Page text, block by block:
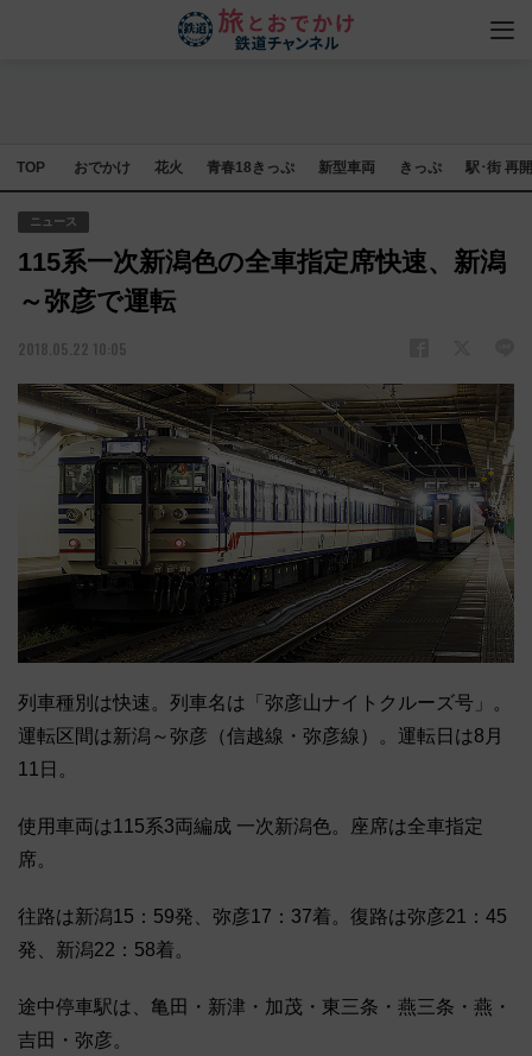
TOP おでかけ 花火 青春18きっぷ 新型車両 きっぷ 駅･街 再
ニュース
115系一次新潟色の全車指定席快速、新潟
～弥彦で運転
2018.05.22 10:05
列車種別は快速。列車名は「弥彦山ナイトクルーズ号」。
運転区間は新潟～弥彦（信越線・弥彦線）。運転日は8月
11日。
使用車両は115系3両編成 一次新潟色。座席は全車指定
席。
往路は新潟15：59発、弥彦17：37着。復路は弥彦21：45
発、新潟22：58着。
途中停車駅は、亀田・新津・加茂・東三条・燕三条・燕・
吉田・弥彦。